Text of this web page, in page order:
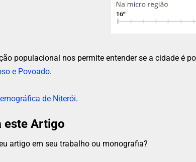
populacional nos permite entender se a cidade é
e Povoado.
de Niterói.
este Artigo
artigo em seu trabalho ou monografia?